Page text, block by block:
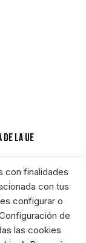
la UE
×
con finalidades
con tus
configurar o
de
las cookies